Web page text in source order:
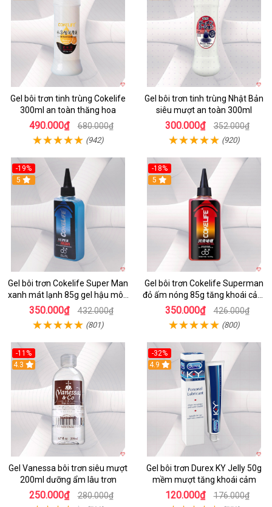
Gel bôi trơn tinh trùng Cokelife
300ml an toàn thăng hoa
490.000₫ 680.000₫
(942)
Gel bôi trơn tinh trùng Nhật Bản
siêu mượt an toàn 300ml
300.000₫ 352.000₫
(920)
-19%
5
Gel bôi trơn Cokelife Super Man
xanh mát lạnh 85g gel hậu môn
gay an toàn
350.000₫ 432.000₫
(801)
-18%
5
Gel bôi trơn Cokelife Superman
đỏ ấm nóng 85g tăng khoái cảm
giảm đau
350.000₫ 426.000₫
(800)
-11%
Hot
4.3
Gel Vanessa bôi trơn siêu mượt
200ml dưỡng ẩm lâu trơn
250.000₫ 280.000₫
-32%
Hot
4.9
Gel bôi trơn Durex KY Jelly 50g
mềm mượt tăng khoái cảm
120.000₫ 176.000₫